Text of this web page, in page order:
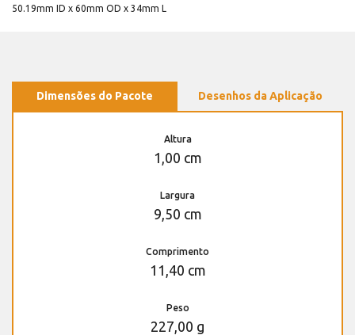
50.19mm ID x 60mm OD x 34mm L
Dimensões do Pacote Desenhos da Aplicação
Altura
1,00 cm
Largura
9,50 cm
Comprimento
11,40 cm
Peso
227,00 g